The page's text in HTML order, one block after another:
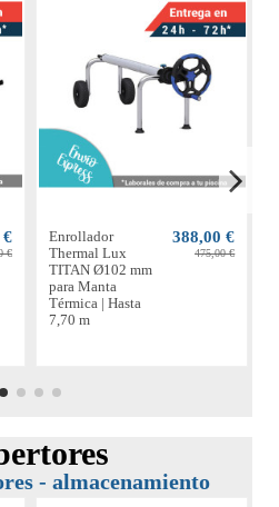
€
€
Enrollador
Thermal Lux
TITAN Ø102 mm
para Manta
Térmica | Hasta
7,70 m
388,00 €
475,00 €
- almacenamiento